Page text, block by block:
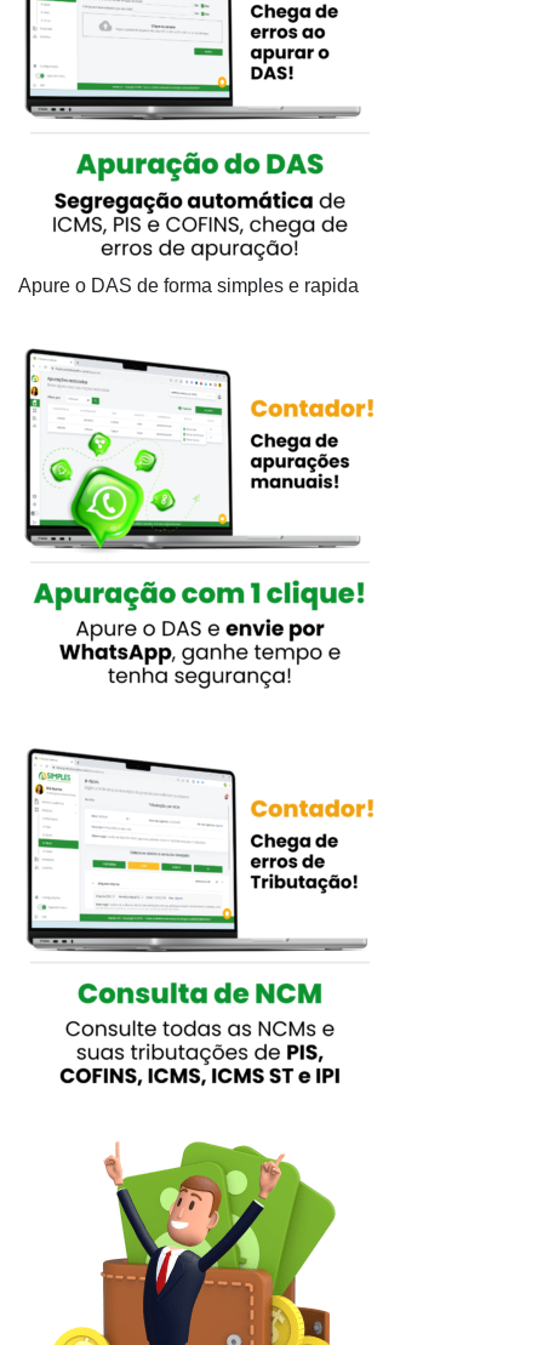
Apure o DAS de forma simples e rapida